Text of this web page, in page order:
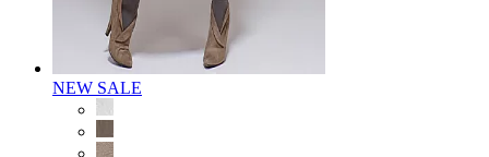
NEW SALE